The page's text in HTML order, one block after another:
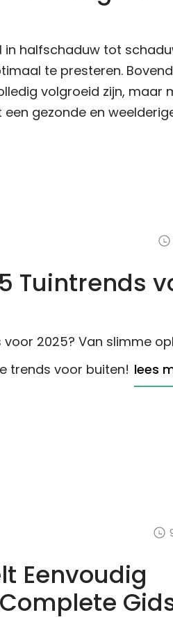
halfschaduw tot
te presteren.
volgroeid zijn, maar
gezonde en
Tuintrends
2025? Van slimme
trends voor buiten! lees
Eenvoudig